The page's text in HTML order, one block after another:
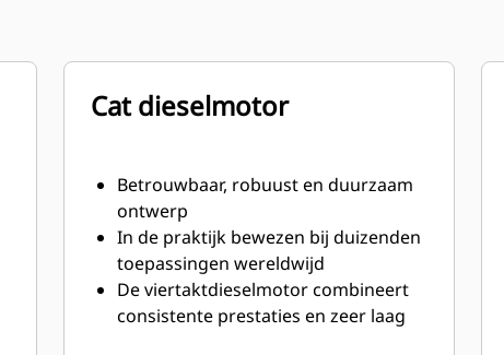
Cat dieselmotor
Betrouwbaar, robuust en duurzaam
ontwerp
In de praktijk bewezen bij duizenden
toepassingen wereldwijd
De viertaktdieselmotor combineert
consistente prestaties en zeer laag